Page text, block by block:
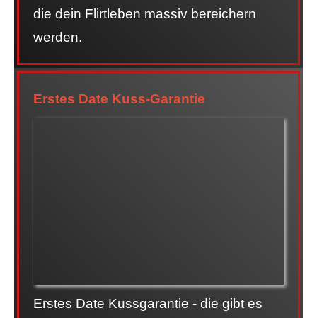
die dein Flirtleben massiv bereichern
werden.
Erstes Date Kuss-Garantie
Erstes Date Kussgarantie - die gibt es